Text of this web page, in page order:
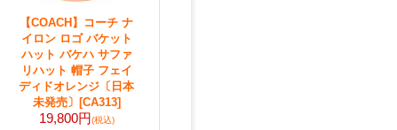
【COACH】コーチ ナ
イロン ロゴ バケット
ハット バケハ サファ
リハット 帽子 フェイ
ディドオレンジ〔日本
未発売〕 [CA313]
19,800円(税込)